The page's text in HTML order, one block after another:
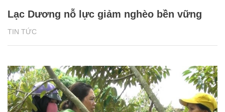
TIN TỨC
Lạc Dương nỗ lực giảm nghèo bền vững